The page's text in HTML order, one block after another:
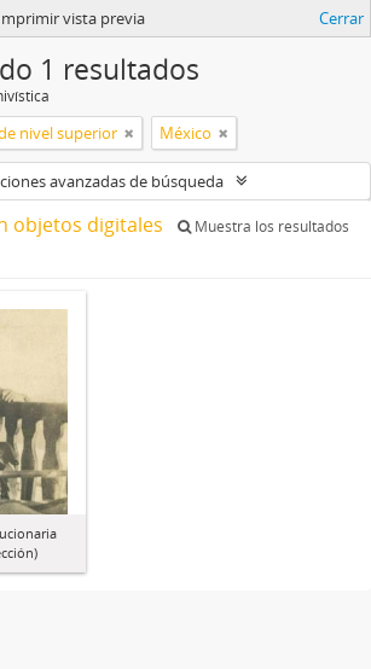
vista previa Cerrar
1 resultados
nivel superior México
avanzadas de búsqueda
objetos digitales
Muestra los resultados